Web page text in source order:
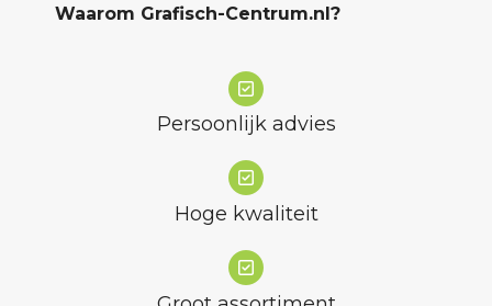
Waarom Grafisch-Centrum.nl?
Persoonlijk advies
Hoge kwaliteit